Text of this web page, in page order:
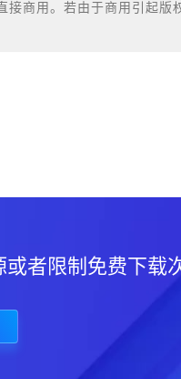
接商用。若由于商用引起版
者限制免费下载